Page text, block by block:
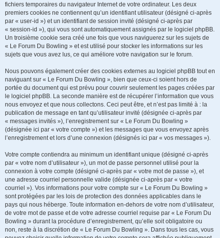
fichiers temporaires du navigateur Internet de votre ordinateur. Les deux
premiers cookies ne contiennent qu’un identifiant utilisateur (désigné ci-après
par « user-id ») et un identifiant de session invité (désigné ci-après par
« session-id »), qui vous sont automatiquement assignés par le logiciel phpBB.
Un troisième cookie sera créé une fois que vous naviguerez sur les sujets de
« Le Forum Du Bowling » et est utilisé pour stocker les informations sur les
sujets que vous avez lus, ce qui améliore votre navigation sur le forum.
Nous pouvons également créer des cookies externes au logiciel phpBB tout en
naviguant sur « Le Forum Du Bowling », bien que ceux-ci soient hors de
portée du document qui est prévu pour couvrir seulement les pages créées par
le logiciel phpBB. La seconde manière est de récupérer l’information que vous
nous envoyez et que nous collectons. Ceci peut être, et n’est pas limité à : la
publication de message en tant qu’utilisateur invité (désignée ci-après par
« messages invités »), l’enregistrement sur « Le Forum Du Bowling »
(désignée ici par « votre compte ») et les messages que vous envoyez après
l’enregistrement et lors d’une connexion (désignés ici par « vos messages »).
Votre compte contiendra au minimum un identifiant unique (désigné ci-après
par « votre nom d’utilisateur »), un mot de passe personnel utilisé pour la
connexion à votre compte (désigné ci-après par « votre mot de passe »), et
une adresse courriel personnelle valide (désignée ci-après par « votre
courriel »). Vos informations pour votre compte sur « Le Forum Du Bowling »
sont protégées par les lois de protection des données applicables dans le
pays qui nous héberge. Toute information en-dehors de votre nom d’utilisateur,
de votre mot de passe et de votre adresse courriel requise par « Le Forum Du
Bowling » durant la procédure d’enregistrement, qu’elle soit obligatoire ou
non, reste à la discrétion de « Le Forum Du Bowling ». Dans tous les cas, vous